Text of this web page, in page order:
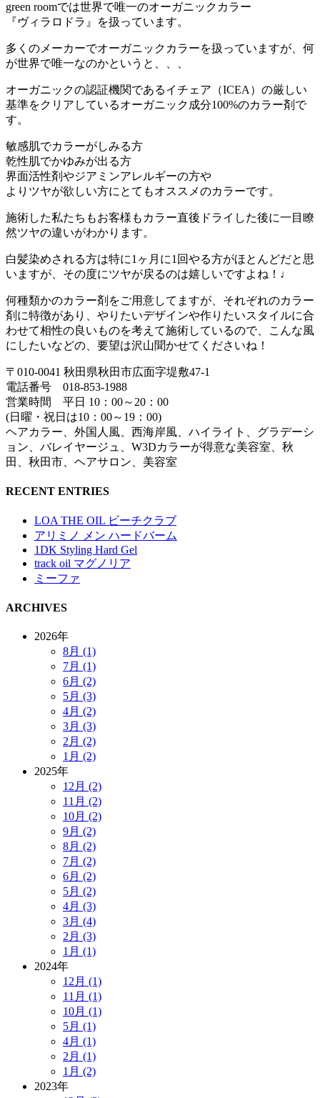
green roomでは世界で唯一のオーガニックカラー
『ヴィラロドラ』を扱っています。
多くのメーカーでオーガニックカラーを扱っていますが、何
が世界で唯一なのかというと、、、
オーガニックの認証機関であるイチェア（ICEA）の厳しい
基準をクリアしているオーガニック成分100%のカラー剤で
す。
敏感肌でカラーがしみる方
乾性肌でかゆみが出る方
界面活性剤やジアミンアレルギーの方や
よりツヤが欲しい方にとてもオススメのカラーです。
施術した私たちもお客様もカラー直後ドライした後に一目瞭
然ツヤの違いがわかります。
白髪染めされる方は特に1ヶ月に1回やる方がほとんどだと思
いますが、その度にツヤが戻るのは嬉しいですよね！♩
何種類かのカラー剤をご用意してますが、それぞれのカラー
剤に特徴があり、やりたいデザインや作りたいスタイルに合
わせて相性の良いものを考えて施術しているので、こんな風
にしたいなどの、要望は沢山聞かせてくださいね！
〒010-0041 秋田県秋田市広面字堤敷47-1
電話番号 018-853-1988
営業時間 平日 10：00～20：00
(日曜・祝日は10：00～19：00)
ヘアカラー、外国人風、西海岸風、ハイライト、グラデーシ
ョン、バレイヤージュ、W3Dカラーが得意な美容室、秋
田、秋田市、ヘアサロン、美容室
RECENT ENTRIES
LOA THE OIL ビーチクラブ
アリミノ メン ハードバーム
1DK Styling Hard Gel
track oil マグノリア
ミーファ
ARCHIVES
2026年
8月 (1)
7月 (1)
6月 (2)
5月 (3)
4月 (2)
3月 (3)
2月 (2)
1月 (2)
2025年
12月 (2)
11月 (2)
10月 (2)
9月 (2)
8月 (2)
7月 (2)
6月 (2)
5月 (2)
4月 (3)
3月 (4)
2月 (3)
1月 (1)
2024年
12月 (1)
11月 (1)
10月 (1)
5月 (1)
4月 (1)
2月 (1)
1月 (2)
2023年